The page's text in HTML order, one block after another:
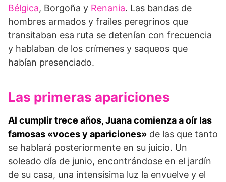
Bélgica, Borgoña y Renania. Las bandas de
hombres armados y frailes peregrinos que
transitaban esa ruta se detenían con frecuencia
y hablaban de los crímenes y saqueos que
habían presenciado.
Las primeras apariciones
Al cumplir trece años, Juana comienza a oír las
famosas «voces y apariciones» de las que tanto
se hablará posteriormente en su juicio. Un
soleado día de junio, encontrándose en el jardín
de su casa, una intensísima luz la envuelve y el